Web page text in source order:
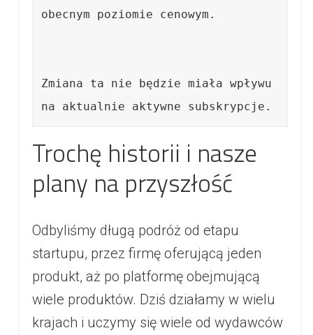
obecnym poziomie cenowym.
Zmiana ta nie będzie miała wpływu
na aktualnie aktywne subskrypcje.
Trochę historii i nasze
plany na przyszłość
Odbyliśmy długą podróż od etapu
startupu, przez firmę oferującą jeden
produkt, aż po platformę obejmującą
wiele produktów. Dziś działamy w wielu
krajach i uczymy się wiele od wydawców